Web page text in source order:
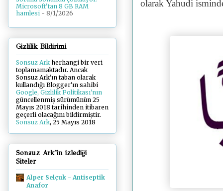
olarak Yahudi
Microsoft'tan 8 GB RAM
hamlesi - 8/1/2026
Gizlilik Bildirimi
Sonsuz Arkherhangi bir veri
toplamamaktadır. Ancak
Sonsuz Ark'ın taban olarak
kullandığı Blogger'ın sahibi
Google, Gizlilik Politikası'nın
güncellenmiş sürümünün 25
Mayıs 2018 tarihinden itibaren
geçerli olacağını bildirmiştir.
Sonsuz Ark, 25 Mayıs 2018
Sonsuz Ark'in izlediği
Siteler
Alper Selçuk - Antiseptik
Anafor